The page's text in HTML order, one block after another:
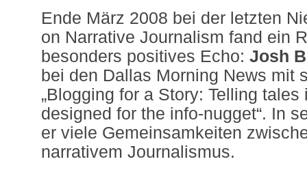
Ende März 2008 bei der letzten
on Narrative Journalism fand ein
besonders positives Echo: Josh
bei den Dallas Morning News mit
„Blogging for a Story: Telling tales
designed for the info-nugget“. In
er viele Gemeinsamkeiten
narrativem Journalismus.